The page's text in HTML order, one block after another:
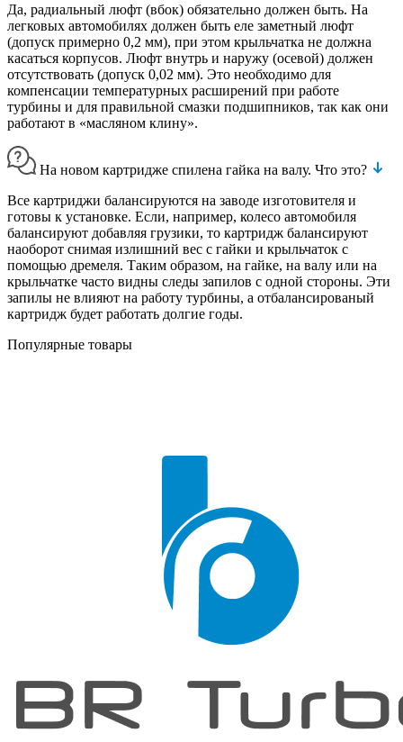
Да, радиальный люфт (вбок) обязательно должен быть. На
легковых автомобилях должен быть еле заметный люфт
(допуск примерно 0,2 мм), при этом крыльчатка не должна
касаться корпусов. Люфт внутрь и наружу (осевой) должен
отсутствовать (допуск 0,02 мм). Это необходимо для
компенсации температурных расширений при работе
турбины и для правильной смазки подшипников, так как они
работают в «масляном клину».
На новом картридже спилена гайка на валу. Что это?
Все картриджи балансируются на заводе изготовителя и
готовы к установке. Если, например, колесо автомобиля
балансируют добавляя грузики, то картридж балансируют
наоборот снимая излишний вес с гайки и крыльчаток с
помощью дремеля. Таким образом, на гайке, на валу или на
крыльчатке часто видны следы запилов с одной стороны. Эти
запилы не влияют на работу турбины, а отбалансированый
картридж будет работать долгие годы.
Популярные товары